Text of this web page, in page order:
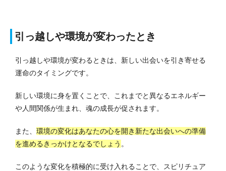
引っ越しや環境が変わったとき
引っ越しや環境が変わるときは、新しい出会いを引き寄せる
運命のタイミングです。
新しい環境に身を置くことで、これまでと異なるエネルギー
や人間関係が生まれ、魂の成長が促されます。
また、 環境の変化はあなたの心を開き新たな出会いへの準備
を進めるきっかけとなるでしょう 。
このような変化を積極的に受け入れることで、スピリチュア